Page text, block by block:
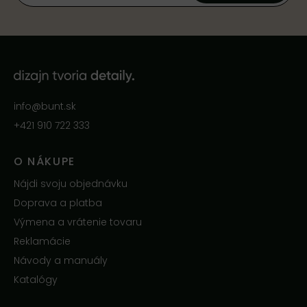
info@bunt.sk
+421 910 722 333
O NÁKUPE
Nájdi svoju objednávku
Doprava a platba
Výmena a vrátenie tovaru
Reklamácie
Návody a manuály
Katalógy